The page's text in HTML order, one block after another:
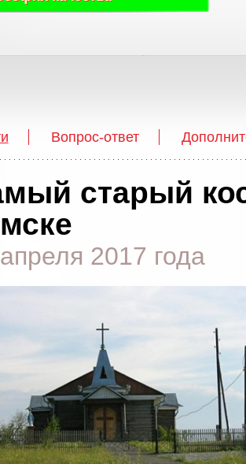
Вопрос-ответ
старый
2017 года